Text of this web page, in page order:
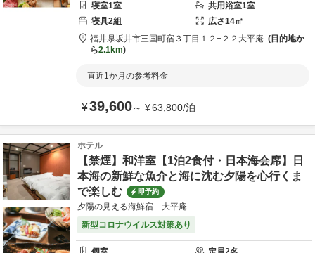
寝室1室 共用浴室1室
寝具2組 広さ14㎡
福井県坂井市三国町宿３丁目１２−２２ 大平庵
目的地か
ら2.1km
直近1か月の参考料金
¥39,600～ ¥63,800/泊
ホテル
【禁煙】和洋室【1泊2食付・日本海会席】日
本海の新鮮な魚介と海に沈む夕陽を心行くま
で楽しむ
即予約
夕陽の見える海鮮宿 大平庵
新型コロナウイルス対策あり